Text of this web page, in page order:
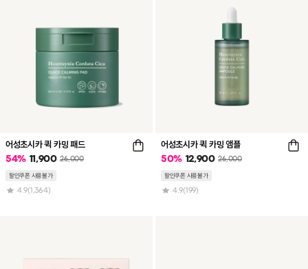
어성초시카 퀵 카밍 패드
54% 11,900 26,000
할인쿠폰 사용불가
4.9(1,364)
어성초시카 퀵 카밍 앰플
50% 12,900 26,000
할인쿠폰 사용불가
4.9(199)